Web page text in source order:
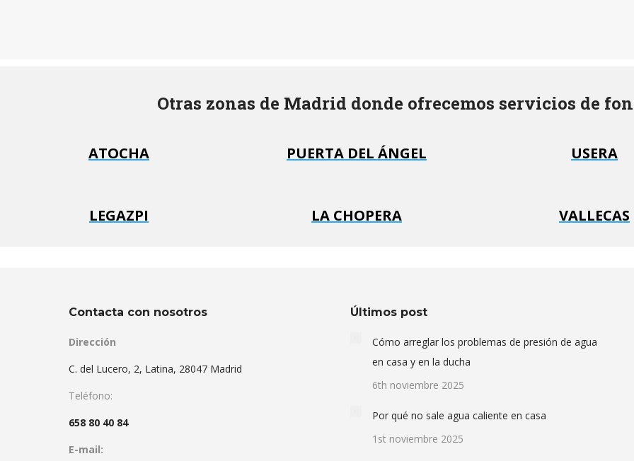
Otras zonas de Madrid donde ofrecemos servicios de
ATOCHA PUERTA DEL ÁNGEL USERA
LEGAZPI LA CHOPERA VALLECAS
Contacta con nosotros
Dirección
C. del Lucero, 2, Latina, 28047 Madrid
Teléfono:
658 80 40 84
E-mail:
Últimos post
Cómo arreglar los problemas de presión de agua
en casa y en la ducha
6th noviembre 2025
Por qué no sale agua caliente en casa
1st noviembre 2025